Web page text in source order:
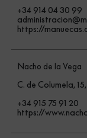
+34 914 04 30 99
https://
Nacho de la Vega
C. de Columela,
+34 915 75 91 20
https://